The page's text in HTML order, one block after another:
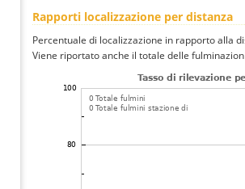
Rapporti localizzazione per distanza
Percentuale di localizzazione in rapporto alla
Viene riportato anche il totale delle